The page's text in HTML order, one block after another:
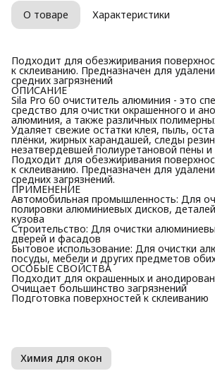
О товаре Характеристики
Подходит для обезжиривания
к склеиванию. Предназначен для
средних загрязнений
ОПИСАНИЕ
Sila Pro 60 очиститель алюминия - это
средство для очистки окрашенного и
алюминия, а также различных
Удаляет свежие остатки клея, пыль,
плёнки, жирных карандашей, следы
незатвердевшей полиуретановой пены и
Подходит для обезжиривания
к склеиванию. Предназначен для
средних загрязнений.
ПРИМЕНЕНИЕ
Автомобильная промышленность: Для
полировки алюминиевых дисков,
кузова
Строительство: Для очистки
дверей и фасадов
Бытовое использование: Для очистки
посуды, мебели и других предметов
ОСОБЫЕ СВОЙСТВА
Подходит для окрашенных и
Очищает большинство загрязнений
Подготовка поверхностей к склеиванию
Химия для окон